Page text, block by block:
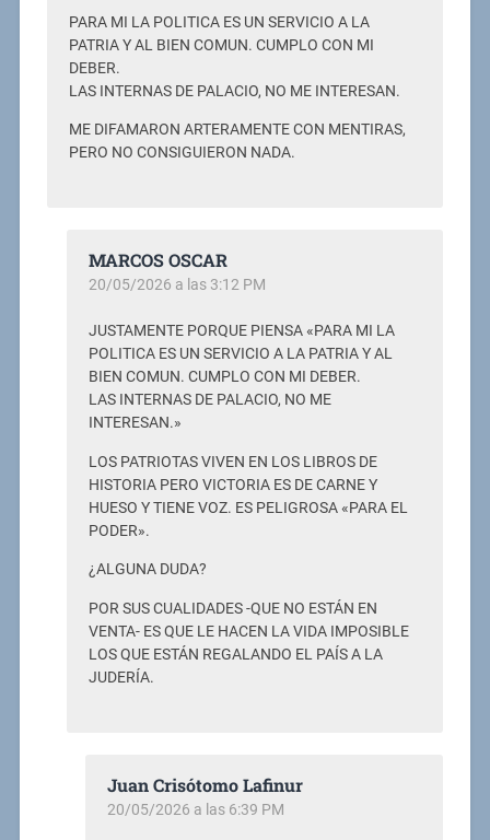
PARA MI LA POLITICA ES UN SERVICIO A LA
PATRIA Y AL BIEN COMUN. CUMPLO CON MI
DEBER.
LAS INTERNAS DE PALACIO, NO ME INTERESAN.
ME DIFAMARON ARTERAMENTE CON MENTIRAS,
PERO NO CONSIGUIERON NADA.
MARCOS OSCAR
20/05/2026 a las 3:12 PM
JUSTAMENTE PORQUE PIENSA «PARA MI LA
POLITICA ES UN SERVICIO A LA PATRIA Y AL
BIEN COMUN. CUMPLO CON MI DEBER.
LAS INTERNAS DE PALACIO, NO ME
INTERESAN.»
LOS PATRIOTAS VIVEN EN LOS LIBROS DE
HISTORIA PERO VICTORIA ES DE CARNE Y
HUESO Y TIENE VOZ. ES PELIGROSA «PARA EL
PODER».
¿ALGUNA DUDA?
POR SUS CUALIDADES -QUE NO ESTÁN EN
VENTA- ES QUE LE HACEN LA VIDA IMPOSIBLE
LOS QUE ESTÁN REGALANDO EL PAÍS A LA
JUDERÍA.
Juan Crisótomo Lafinur
20/05/2026 a las 6:39 PM